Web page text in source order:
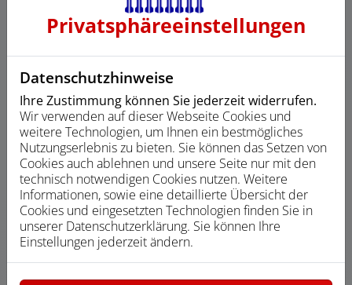
Anerkannter Fachbetrieb
Viele Jahre Erfahrung
Privatsphäre­einstellungen
Datenschutzhinweise
Ihre Zustimmung können Sie jederzeit widerrufen.
Wir verwenden auf dieser Webseite Cookies und
weitere Technologien, um Ihnen ein bestmögliches
Nutzungserlebnis zu bieten. Sie können das Setzen von
Cookies auch ablehnen und unsere Seite nur mit den
technisch notwendigen Cookies nutzen. Weitere
Informationen, sowie eine detaillierte Übersicht der
Cookies und eingesetzten Technologien finden Sie in
unserer Datenschutzerklärung. Sie können Ihre
Einstellungen jederzeit ändern.